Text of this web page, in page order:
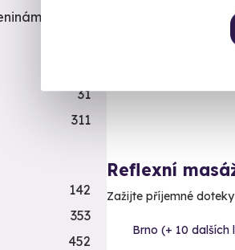
Reflexní
Zažijte příjemné
Brno (+ 10 dalších
31
311
142
353
452